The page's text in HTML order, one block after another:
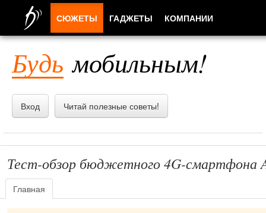
Будь мобильным!
Вход Читай полезные советы!
Тест-обзор бюджетного 4G-смартфона
Главная
СЮЖЕТЫ ГАДЖЕТЫ КОМПАНИИ
ПРИЛОЖЕНИЯ